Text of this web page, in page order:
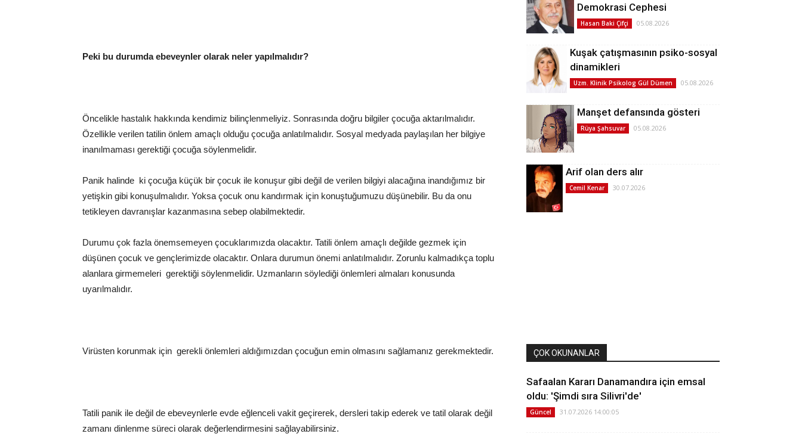
Peki bu durumda ebeveynler olarak neler yapılmalıdır?
Öncelikle hastalık hakkında kendimiz bilinçlenmeliyiz. Sonrasında doğru bilgiler çocuğa aktarılmalıdır.
Özellikle verilen tatilin önlem amaçlı olduğu çocuğa anlatılmalıdır. Sosyal medyada paylaşılan her bilgiye
inanılmaması gerektiği çocuğa söylenmelidir.
Panik halinde ki çocuğa küçük bir çocuk ile konuşur gibi değil de verilen bilgiyi alacağına inandığımız bir
yetişkin gibi konuşulmalıdır. Yoksa çocuk onu kandırmak için konuştuğumuzu düşünebilir. Bu da onu
tetikleyen davranışlar kazanmasına sebep olabilmektedir.
Durumu çok fazla önemsemeyen çocuklarımızda olacaktır. Tatili önlem amaçlı değilde gezmek için
düşünen çocuk ve gençlerimizde olacaktır. Onlara durumun önemi anlatılmalıdır. Zorunlu kalmadıkça toplu
alanlara girmemeleri gerektiği söylenmelidir. Uzmanların söylediği önlemleri almaları konusunda
uyarılmalıdır.
Virüsten korunmak için gerekli önlemleri aldığımızdan çocuğun emin olmasını sağlamanız gerekmektedir.
Tatili panik ile değil de ebeveynlerle evde eğlenceli vakit geçirerek, dersleri takip ederek ve tatil olarak değil
zamanı dinlenme süreci olarak değerlendirmesini sağlayabilirsiniz.
Demokrasi Cephesi
Hasan Baki Çifçi 05.08.2026
Kuşak çatışmasının psiko-sosyal
dinamikleri
Uzm. Klinik Psikolog Gül Dümen 05.08.2026
Manşet defansında gösteri
Rüya Şahsuvar 05.08.2026
Arif olan ders alır
Cemil Kenar 30.07.2026
ÇOK OKUNANLAR
Safaalan Kararı Danamandıra için emsal
oldu: 'Şimdi sıra Silivri'de'
Güncel 31.07.2026 14:00:05